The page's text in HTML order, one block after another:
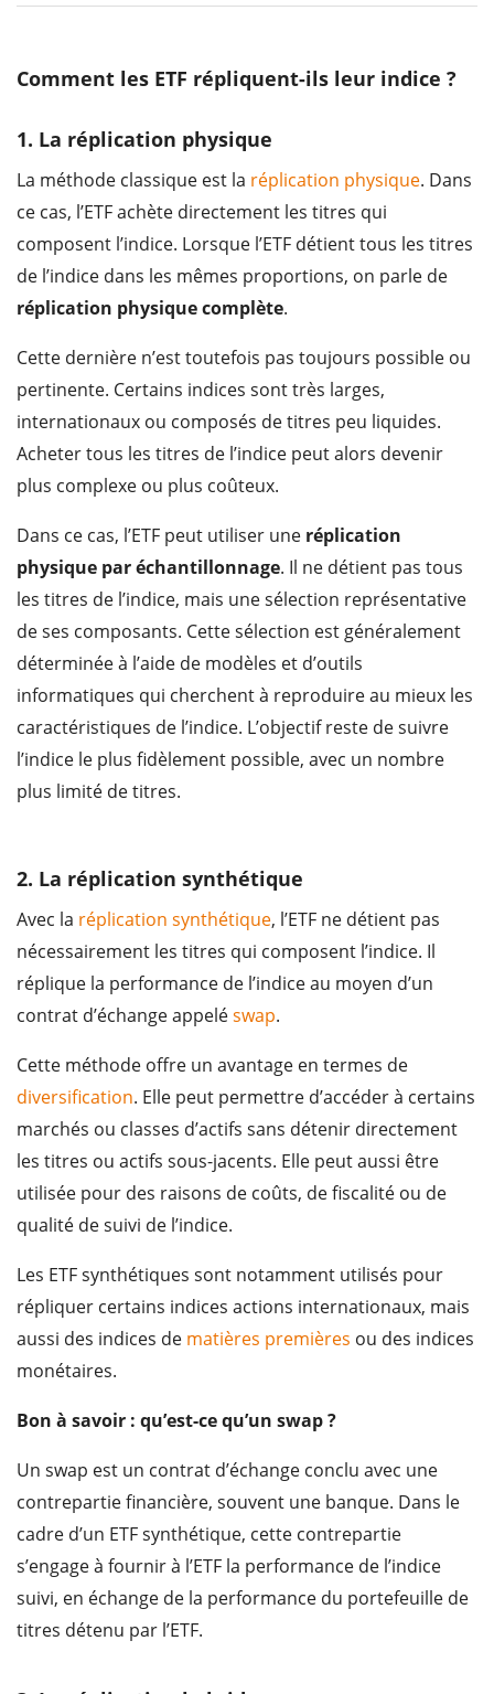
Comment les ETF répliquent-ils leur indice ?
1. La réplication physique
La méthode classique est la réplication physique. Dans
ce cas, l’ETF achète directement les titres qui
composent l’indice. Lorsque l’ETF détient tous les titres
de l’indice dans les mêmes proportions, on parle de
réplication physique complète.
Cette dernière n’est toutefois pas toujours possible ou
pertinente. Certains indices sont très larges,
internationaux ou composés de titres peu liquides.
Acheter tous les titres de l’indice peut alors devenir
plus complexe ou plus coûteux.
Dans ce cas, l’ETF peut utiliser une réplication
physique par échantillonnage. Il ne détient pas tous
les titres de l’indice, mais une sélection représentative
de ses composants. Cette sélection est généralement
déterminée à l’aide de modèles et d’outils
informatiques qui cherchent à reproduire au mieux les
caractéristiques de l’indice. L’objectif reste de suivre
l’indice le plus fidèlement possible, avec un nombre
plus limité de titres.
2. La réplication synthétique
Avec la réplication synthétique, l’ETF ne détient pas
nécessairement les titres qui composent l’indice. Il
réplique la performance de l’indice au moyen d’un
contrat d’échange appeléswap.
Cette méthode offre un avantage en termes de
diversification. Elle peut permettre d’accéder à certains
marchés ou classes d’actifs sans détenir directement
les titres ou actifs sous-jacents. Elle peut aussi être
utilisée pour des raisons de coûts, de fiscalité ou de
qualité de suivi de l’indice.
Les ETF synthétiques sont notamment utilisés pour
répliquer certains indices actions internationaux, mais
aussi des indices de matières premières ou des indices
monétaires.
Bon à savoir : qu’est-ce qu’un swap ?
Un swap est un contrat d’échange conclu avec une
contrepartie financière, souvent une banque. Dans le
cadre d’un ETF synthétique, cette contrepartie
s’engage à fournir à l’ETF la performance de l’indice
suivi, en échange de la performance du portefeuille de
titres détenu par l’ETF.